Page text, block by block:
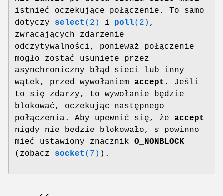
istnieć oczekujące połączenie. To samo
dotyczy select (2) i poll(2) ,
zwracających zdarzenie
odczytywalności, ponieważ połączenie
mogło zostać usunięte przez
asynchroniczny błąd sieci lub inny
wątek, przed wywołaniem accept . Jeśli
to się zdarzy, to wywołanie będzie
blokować, oczekując następnego
połączenia. Aby upewnić się, że accept
nigdy nie będzie blokowało, s powinno
mieć ustawiony znacznik O_NONBLOCK
(zobacz socket (7) ).